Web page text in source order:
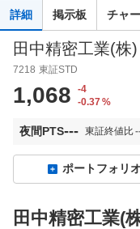
せ
詳細 掲示板 チャ
田中精密工業(株)
7218 東証STD
1,068
-4
-0.37%
夜間PTS--- 東証終値比
ポートフォリ
田中精密工業(